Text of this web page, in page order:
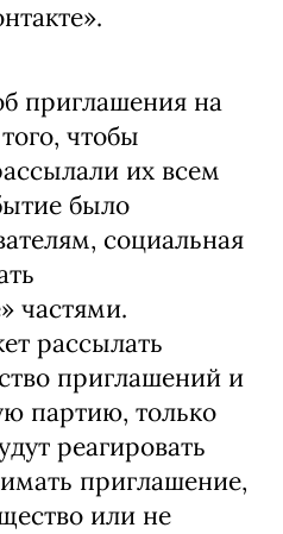
приглашения на
чтобы
их всем
было
социальная
частями.
рассылать
приглашений и
партию, только
реагировать
приглашение,
или не